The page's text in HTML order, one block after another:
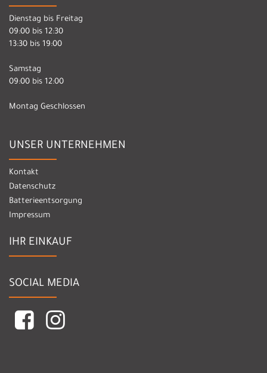
Dienstag bis Freitag
09:00 bis 12:30
13:30 bis 19:00
Samstag
09:00 bis 12:00
Montag Geschlossen
UNSER UNTERNEHMEN
Kontakt
Datenschutz
Batterieentsorgung
Impressum
IHR EINKAUF
SOCIAL MEDIA